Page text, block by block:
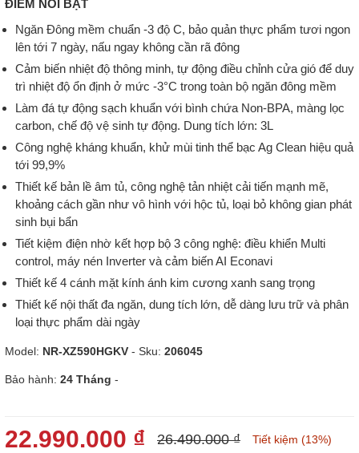
ĐIỂM NỔI BẬT
Ngăn Đông mềm chuẩn -3 độ C, bảo quản thực phẩm tươi ngon
lên tới 7 ngày, nấu ngay không cần rã đông
Cảm biến nhiệt độ thông minh, tự động điều chỉnh cửa gió để duy
trì nhiệt độ ổn định ở mức -3°C trong toàn bộ ngăn đông mềm
Làm đá tự động sạch khuẩn với bình chứa Non-BPA, màng lọc
carbon, chế độ vệ sinh tự động. Dung tích lớn: 3L
Công nghệ kháng khuẩn, khử mùi tinh thể bạc Ag Clean hiệu quả
tới 99,9%
Thiết kế bản lề âm tủ, công nghệ tản nhiệt cải tiến mạnh mẽ,
khoảng cách gần như vô hình với hộc tủ, loại bỏ không gian phát
sinh bụi bẩn
Tiết kiệm điện nhờ kết hợp bộ 3 công nghệ: điều khiển Multi
control, máy nén Inverter và cảm biến AI Econavi
Thiết kế 4 cánh mặt kính ánh kim cương xanh sang trọng
Thiết kế nội thất đa ngăn, dung tích lớn, dễ dàng lưu trữ và phân
loại thực phẩm dài ngày
Model: NR-XZ590HGKV - Sku: 206045
Bảo hành: 24 Tháng -
22.990.000 ₫ 26.490.000 ₫ Tiết kiệm (13%)